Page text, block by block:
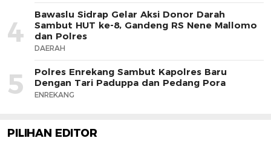
4
Bawaslu Sidrap Gelar Aksi Donor Darah
Sambut HUT ke-8, Gandeng RS Nene Mallomo
dan Polres
DAERAH
5
Polres Enrekang Sambut Kapolres Baru
Dengan Tari Paduppa dan Pedang Pora
ENREKANG
PILIHAN EDITOR